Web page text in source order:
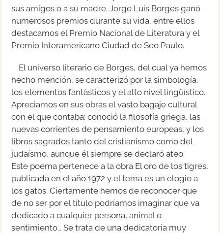
sus amigos o a su madre. Jorge Luis Borges ganó
numerosos premios durante su vida, entre ellos
destacamos el Premio Nacional de Literatura y el
Premio Interamericano Ciudad de Seo Paulo.
El universo literario de Borges, del cual ya hemos
hecho mención, se caracterizó por la simbología,
los elementos fantásticos y el alto nivel lingüístico.
Apreciamos en sus obras el vasto bagaje cultural
con el que contaba: conoció la filosofía griega, las
nuevas corrientes de pensamiento europeas, y los
libros sagrados tanto del cristianismo como del
judaísmo, aunque él siempre se declaró ateo.
Este poema pertenece a la obra El oro de los tigres,
publicada en el año 1972 y el tema es un elogio a
los gatos. Ciertamente hemos de reconocer que
de no ser por el título podríamos imaginar que va
dedicado a cualquier persona, animal o
sentimiento… Se trata de una dedicatoria muy